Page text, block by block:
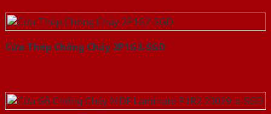
Cửa Thép Chống Cháy 2P1G2-SGD